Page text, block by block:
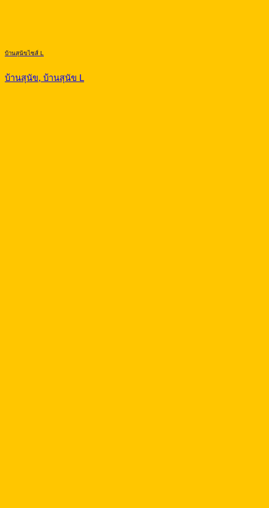
บ้านสุนัขไซส์ L
บ้านสุนัข, บ้านสุนัข L